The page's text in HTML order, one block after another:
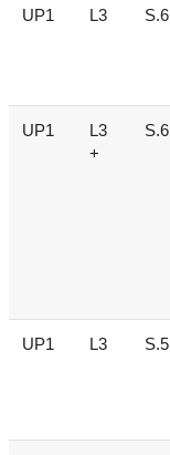
UP1 L3 S.6
UP1
L3
+
S.6
UP1 L3 S.5